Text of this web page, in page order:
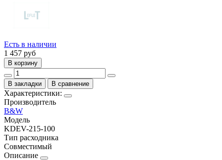
Есть в наличии
1 457 руб
В корзину
В закладки В сравнение
Характеристики:
Производитель
B&W
Модель
KDEV-215-100
Тип расходника
Совместимый
Описание